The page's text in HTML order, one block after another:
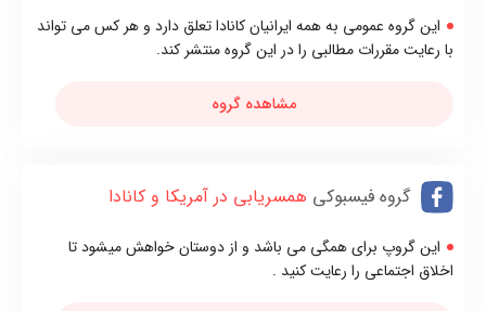
این گروه عمومی به همه ایرانیان کانادا تعلق دارد و هر کس می تواند
با رعایت مقررات مطالبی را در این گروه منتشر کند.
مشاهده گروه
گروه فیسبوکی همسریابی در آمریکا و کانادا
این گروپ برای همگی می باشد و از دوستان خواهش میشود تا
اخلاق اجتماعی را رعایت کنید .